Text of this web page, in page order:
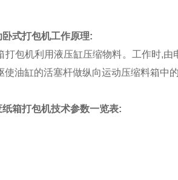
卧式打包机工作原理:
包机利用液压缸压缩物料。工作时,由
使油缸的活塞杆做纵向运动压缩料箱中的
纸箱打包机技术参数一览表: